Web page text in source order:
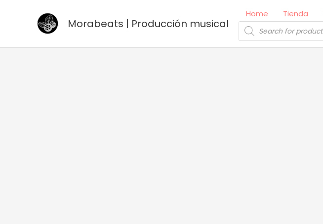
Morabeats | Producción musical
Home Tienda
Búsqueda
de
productos